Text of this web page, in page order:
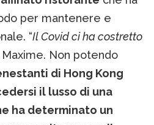
per mantenere e
“Il Covid ci ha costretto
Maxime. Non potendo
di Hong Kong
il lusso di una
ha determinato un